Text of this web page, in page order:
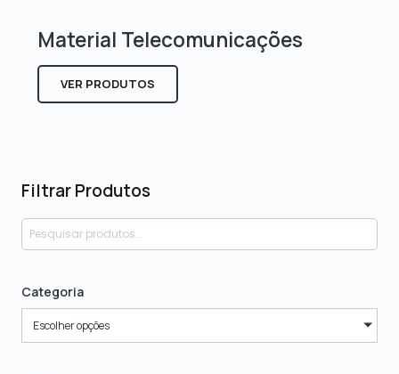
Filtrar Produtos
Categoria
Escolher opções
Material Telecomunicações
VER PRODUTOS